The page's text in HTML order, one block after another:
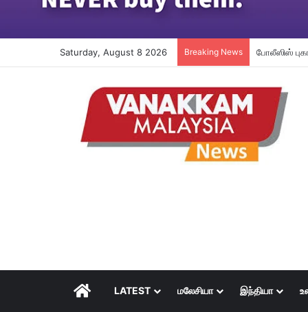
Saturday, August 8 2026 Breaking News மலேசியா –
HOMELATEST மலேசியா இந்தியா